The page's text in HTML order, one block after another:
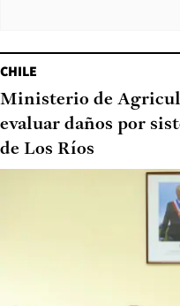
CHILE
Ministerio de
evaluar daños por
de Los Ríos